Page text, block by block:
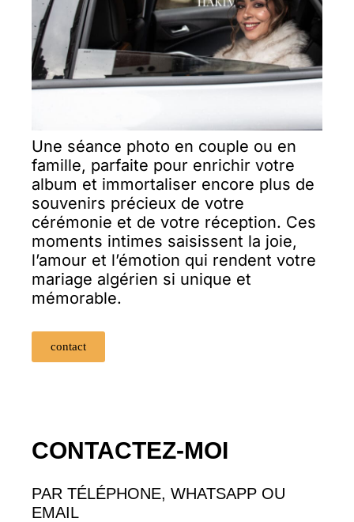
Une séance photo en couple ou en
famille, parfaite pour enrichir votre
album et immortaliser encore plus de
souvenirs précieux de votre
cérémonie et de votre réception. Ces
moments intimes saisissent la joie,
l’amour et l’émotion qui rendent votre
mariage algérien si unique et
mémorable.
contact
CONTACTEZ-MOI
PAR TÉLÉPHONE, WHATSAPP OU
EMAIL